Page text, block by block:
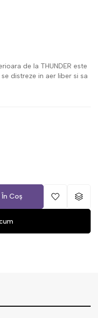
de la THUNDER este
distreze in aer liber si sa
În Coș